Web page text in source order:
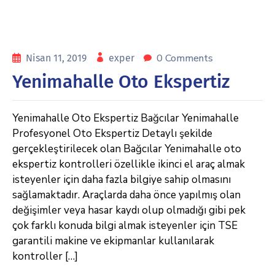
Nisan 11, 2019 exper 0 Comments
Yenimahalle Oto Ekspertiz
Yenimahalle Oto Ekspertiz Bağcılar Yenimahalle
Profesyonel Oto Ekspertiz Detaylı şekilde
gerçekleştirilecek olan Bağcılar Yenimahalle oto
ekspertiz kontrolleri özellikle ikinci el araç almak
isteyenler için daha fazla bilgiye sahip olmasını
sağlamaktadır. Araçlarda daha önce yapılmış olan
değişimler veya hasar kaydı olup olmadığı gibi pek
çok farklı konuda bilgi almak isteyenler için TSE
garantili makine ve ekipmanlar kullanılarak
kontroller […]